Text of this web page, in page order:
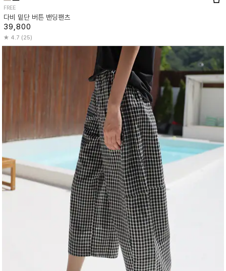
FREE
다비 밑단 버튼 밴딩팬츠
39,800
4.7 (25)